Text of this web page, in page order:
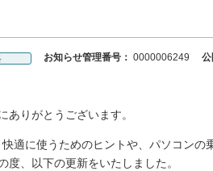
お知らせ管理番号： 0000006249 公
りがとうございます。
適に使うためのヒントや、パソコンの
、以下の更新をいたしました。